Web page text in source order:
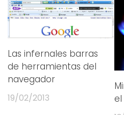
Las infernales barras
de herramientas del
navegador
19/02/2013
el